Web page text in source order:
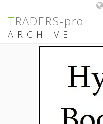
TRADERS-pro
ARCHIVE